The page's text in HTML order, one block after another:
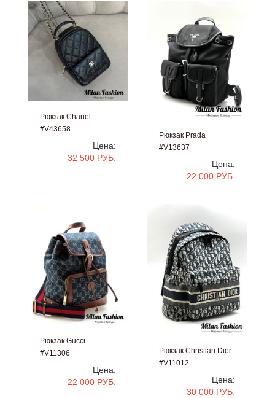
Рюкзак Chanel
#V43658
Цена:
32 500 РУБ.
Рюкзак Prada
#V13637
Цена:
22 000 РУБ.
Рюкзак Gucci
#V11306
Цена:
22 000 РУБ.
Рюкзак Christian Dior
#V11012
Цена:
30 000 РУБ.